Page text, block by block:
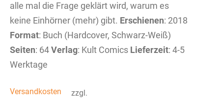
alle mal die Frage geklärt wird, warum es
keine Einhörner (mehr) gibt. Erschienen: 2018
Format: Buch (Hardcover, Schwarz-Weiß)
Seiten: 64Verlag: Kult Comics Lieferzeit: 4-5
Werktage
zzgl.
Versandkosten